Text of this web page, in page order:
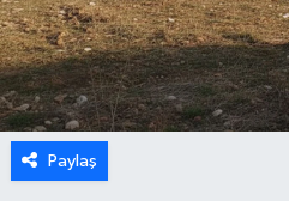
Paylaş
Foto Galeri
Gediz
Genel